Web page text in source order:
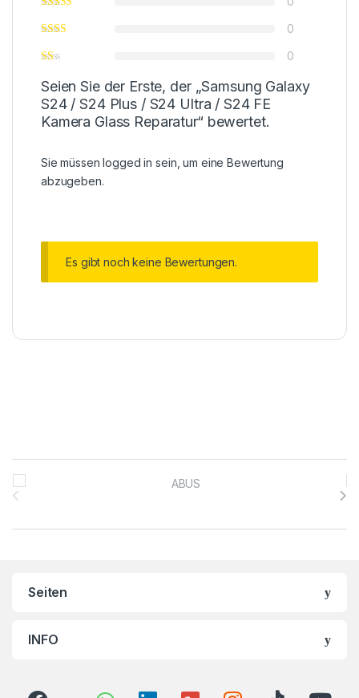
0
0
Seien Sie der Erste, der „Samsung Galaxy
S24 / S24 Plus / S24 Ultra / S24 FE
Kamera Glass Reparatur“ bewertet.
Sie müssenlogged in sein, um eine Bewertung
abzugeben.
Es gibt noch keine Bewertungen.
Brands Carousel
Seiten
INFO